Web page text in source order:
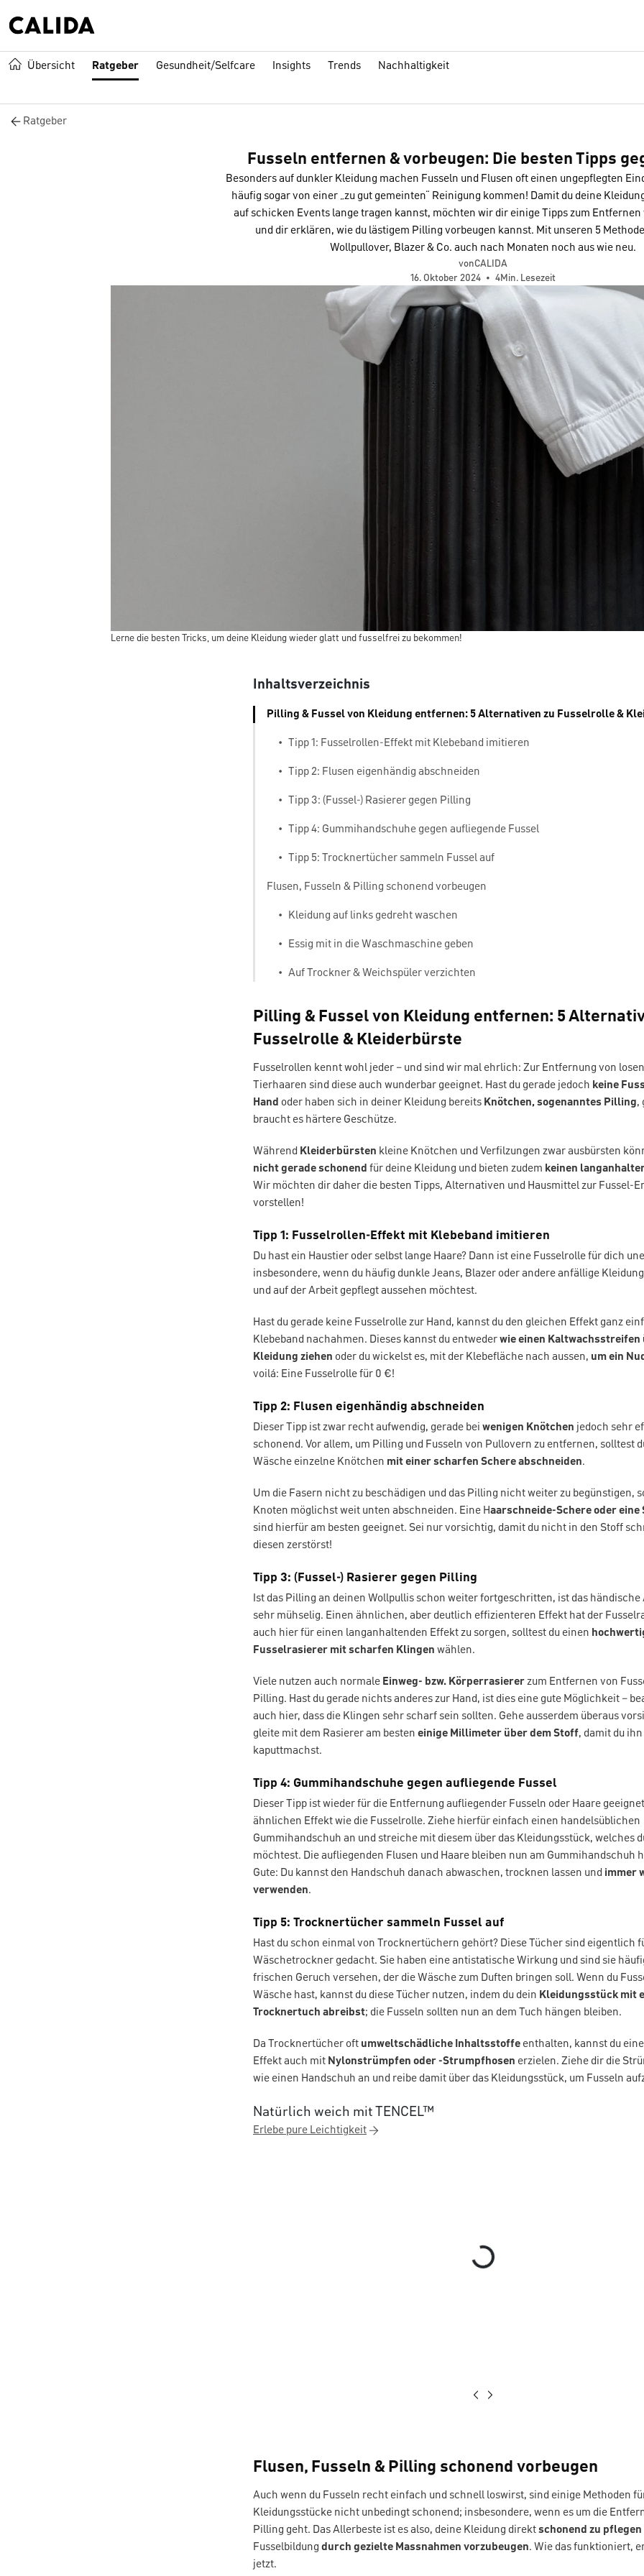
Übersicht Ratgeber Gesundheit/Selfcare Insights Trends Nachhaltigkeit
Ratgeber
Fusseln entfernen & vorbeugen: Die besten Tipps
Besonders auf dunkler Kleidung machen Fusseln und Flusen oft einen ungepflegten
häufig sogar von einer „zu gut gemeinten“ Reinigung kommen! Damit du deine
auf schicken Events lange tragen kannst, möchten wir dir einige Tipps zum Entfernen
und dir erklären, wie du lästigem Pilling vorbeugen kannst. Mit unseren 5
Wollpullover, Blazer & Co. auch nach Monaten noch aus wie neu.
vonCALIDA
16. Oktober 2024 • 4Min. Lesezeit
Lerne die besten Tricks, um deine Kleidung wieder glatt und fusselfrei zu bekommen!
Inhaltsverzeichnis
Pilling & Fussel von Kleidung entfernen: 5 Alternativen zu Fusselrolle &
• Tipp 1: Fusselrollen-Effekt mit Klebeband imitieren
• Tipp 2: Flusen eigenhändig abschneiden
• Tipp 3: (Fussel-) Rasierer gegen Pilling
• Tipp 4: Gummihandschuhe gegen aufliegende Fussel
• Tipp 5: Trocknertücher sammeln Fussel auf
Flusen, Fusseln & Pilling schonend vorbeugen
• Kleidung auf links gedreht waschen
• Essig mit in die Waschmaschine geben
• Auf Trockner & Weichspüler verzichten
Pilling & Fussel von Kleidung entfernen: 5
Fusselrolle & Kleiderbürste
Fusselrollen kennt wohl jeder – und sind wir mal ehrlich: Zur Entfernung von
Tierhaaren sind diese auch wunderbar geeignet. Hast du gerade jedoch keine
Hand oder haben sich in deiner Kleidung bereits Knötchen, sogenanntes Pilling,
braucht es härtere Geschütze.
Während Kleiderbürsten kleine Knötchen und Verfilzungen zwar ausbürsten
nicht gerade schonend für deine Kleidung und bieten zudem keinen
Wir möchten dir daher die besten Tipps, Alternativen und Hausmittel zur Fussel-
vorstellen!
Tipp 1: Fusselrollen-Effekt mit Klebeband imitieren
Du hast ein Haustier oder selbst lange Haare? Dann ist eine Fusselrolle für dich
insbesondere, wenn du häufig dunkle Jeans, Blazer oder andere anfällige
und auf der Arbeit gepflegt aussehen möchtest.
Hast du gerade keine Fusselrolle zur Hand, kannst du den gleichen Effekt ganz
Klebeband nachahmen. Dieses kannst du entwederwie einen Kaltwachsstreifen
Kleidung ziehen oder du wickelst es, mit der Klebefläche nach aussen, um ein
voilá: Eine Fusselrolle für 0 €!
Tipp 2: Flusen eigenhändig abschneiden
Dieser Tipp ist zwar recht aufwendig, gerade bei wenigen Knötchen jedoch sehr
schonend. Vor allem, um Pilling und Fusseln von Pullovern zu entfernen, solltest
Wäsche einzelne Knötchen mit einer scharfen Schere abschneiden.
Um die Fasern nicht zu beschädigen und das Pilling nicht weiter zu begünstigen,
Knoten möglichst weit unten abschneiden. Eine Haarschneide-Schere oder
sind hierfür am besten geeignet. Sei nur vorsichtig, damit du nicht in den Stoff
diesen zerstörst!
Tipp 3: (Fussel-) Rasierer gegen Pilling
Ist das Pilling an deinen Wollpullis schon weiter fortgeschritten, ist das händische
sehr mühselig. Einen ähnlichen, aber deutlich effizienteren Effekt hat der
auch hier für einen langanhaltenden Effekt zu sorgen, solltest du einen
Fusselrasierer mit scharfen Klingen wählen.
Viele nutzen auch normale Einweg- bzw. Körperrasiererzum Entfernen von
Pilling. Hast du gerade nichts anderes zur Hand, ist dies eine gute Möglichkeit –
auch hier, dass die Klingen sehr scharf sein sollten. Gehe ausserdem überaus
gleite mit dem Rasierer am besten einige Millimeter über dem Stoff, damit du
kaputtmachst.
Tipp 4: Gummihandschuhe gegen aufliegende Fussel
Dieser Tipp ist wieder für die Entfernung aufliegender Fusseln oder Haare
ähnlichen Effekt wie die Fusselrolle. Ziehe hierfür einfach einen handelsüblichen
Gummihandschuh an und streiche mit diesem über das Kleidungsstück, welches
möchtest. Die aufliegenden Flusen und Haare bleiben nun am Gummihandschuh
Gute: Du kannst den Handschuh danach abwaschen, trocknen lassen und immer
verwenden.
Tipp 5: Trocknertücher sammeln Fussel auf
Hast du schon einmal von Trocknertüchern gehört? Diese Tücher sind eigentlich
Wäschetrockner gedacht. Sie haben eine antistatische Wirkung und sind sie
frischen Geruch versehen, der die Wäsche zum Duften bringen soll. Wenn du
Wäsche hast, kannst du diese Tücher nutzen, indem du dein Kleidungsstück mit
Trocknertuch abreibst; die Fusseln sollten nun an dem Tuch hängen bleiben.
Da Trocknertücher oft umweltschädliche Inhaltsstoffe enthalten, kannst du
Effekt auch mit Nylonstrümpfen oder -Strumpfhosen erzielen. Ziehe dir die
wie einen Handschuh an und reibe damit über das Kleidungsstück, um Fusseln
Natürlich weich mit TENCEL™
Erlebe pure Leichtigkeit
Loading...
Flusen, Fusseln & Pilling schonend vorbeugen
Auch wenn du Fusseln recht einfach und schnell loswirst, sind einige Methoden
Kleidungsstücke nicht unbedingt schonend; insbesondere, wenn es um die
Pilling geht. Das Allerbeste ist es also, deine Kleidung direktschonend zu pflegen
Fusselbildung durch gezielte Massnahmen vorzubeugen. Wie das funktioniert,
jetzt.